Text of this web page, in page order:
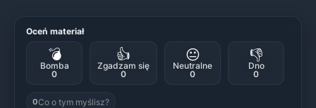
Oceń materiał
💣
Bomba
0
👍
Zgadzam się
0
😐
Neutralne
0
👎
Dno
0
0Co o tym myślisz?